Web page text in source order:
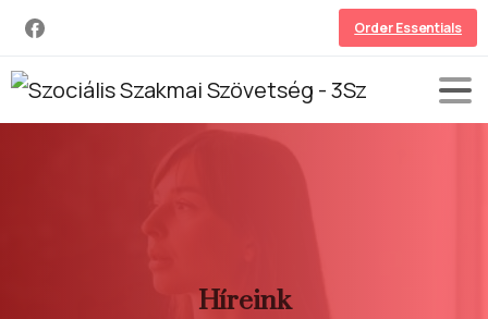
Order Essentials
Híreink